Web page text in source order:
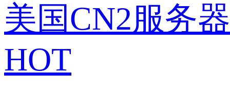
美国CN2服务器
HOT